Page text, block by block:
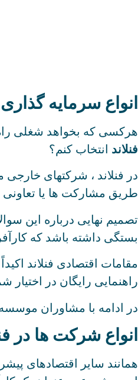
انواع سرمایه گذاری
هرکسی که بخواهد شغلی راه
فنلاند انتخاب کنم؟
در فنلاند ، شرکتهای
طریق مشارکت ها یا تعاونی
تصمیم نهایی درباره این
بستگی داشته باشد که
مقامات اقتصادی فنلاند
راهنمایی رایگان در اختیار
در ادامه با مشاوران
انواع شرکت ها در
همانند سایر اقتصادهای